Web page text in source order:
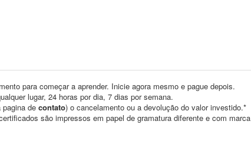
para começar a aprender. Inicie agora mesmo e pague depois.
lugar, 24 horas por dia, 7 dias por semana.
de contato) o cancelamento ou a devolução do valor investido.*
são impressos em papel de gramatura diferente e com marca